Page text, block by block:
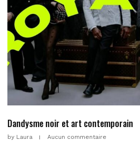
Dandysme noir et art contemporain
by Laura Aucun commentaire